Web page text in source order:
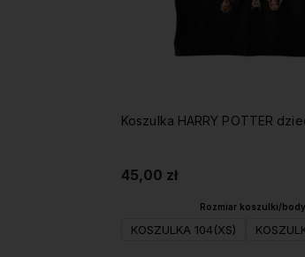
Koszulka HARRY POTTER
45,00 zł
Rozmiar koszulki/
KOSZULKA 104(XS)